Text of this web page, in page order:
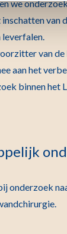
we
inschatten
leverfalen.
van
aan het
binnen het
onderzoek